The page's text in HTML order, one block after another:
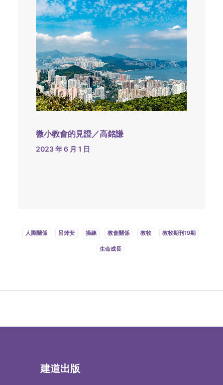
微小教會的見證／高銘謙
2023 年 6 月 1 日
人際關係 呂焯安 操練 教會關係 教牧 教牧期刊19期
生命成長
建道出版